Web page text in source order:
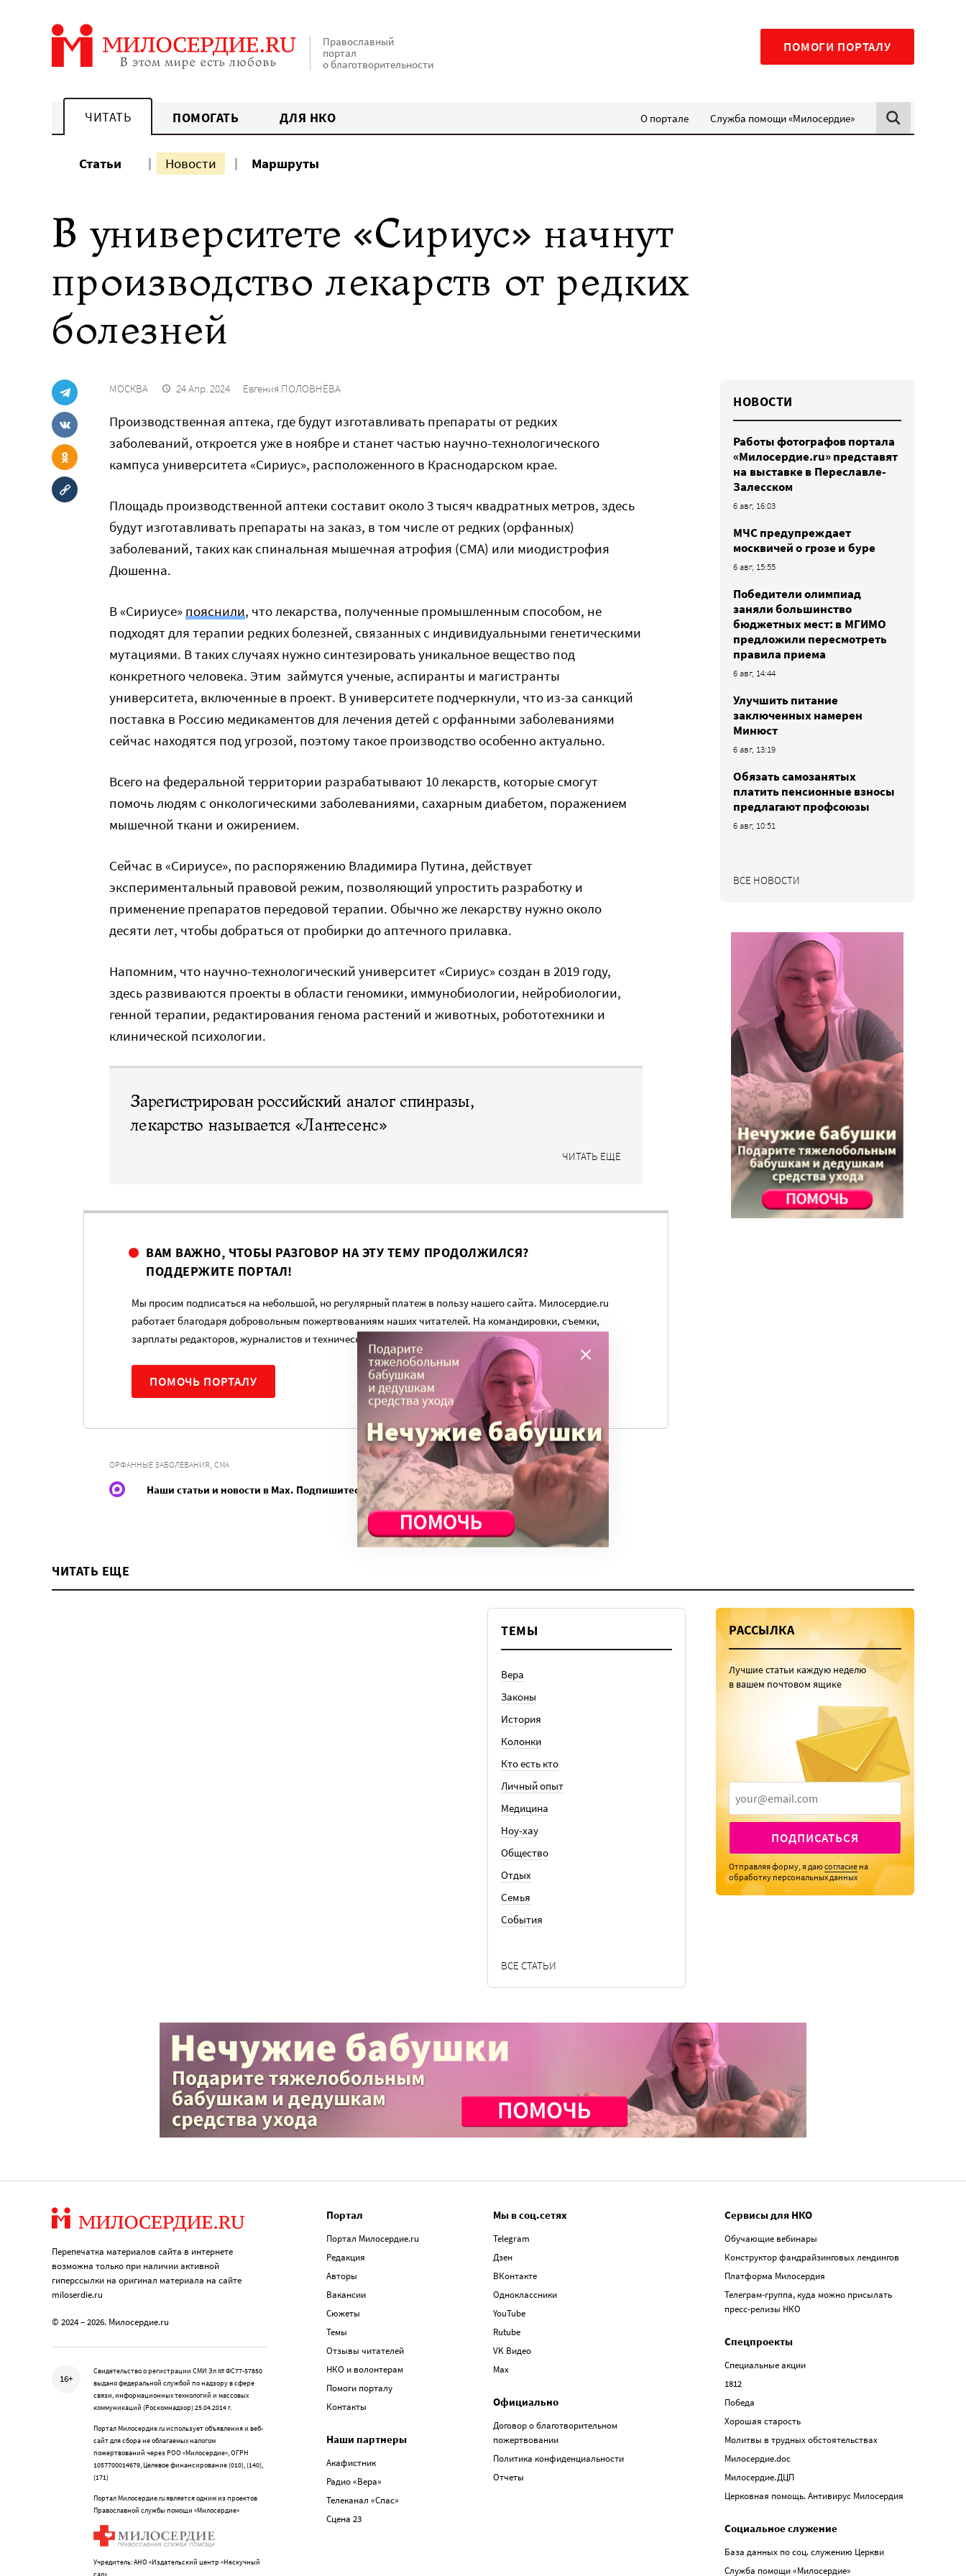
Православный
портал
о благотворительности
ПОМОГИ ПОРТАЛУ
ЧИТАТЬ ПОМОГАТЬ ДЛЯ НКО О портале Служба помощи «Милосердие»
Статьи Новости Маршруты
В университете «Сириус» начнут
производство лекарств от редких
болезней
МОСКВА 24 Апр. 2024 Евгения ПОЛОВНЁВА
Производственная аптека, где будут изготавливать препараты от редких
заболеваний, откроется уже в ноябре и станет частью научно-технологического
кампуса университета «Сириус», расположенного в Краснодарском крае.
Площадь производственной аптеки составит около 3 тысяч квадратных метров, здесь
будут изготавливать препараты на заказ, в том числе от редких (орфанных)
заболеваний, таких как спинальная мышечная атрофия (СМА) или миодистрофия
Дюшенна.
В «Сириусе»пояснили, что лекарства, полученные промышленным способом, не
подходят для терапии редких болезней, связанных с индивидуальными генетическими
мутациями. В таких случаях нужно синтезировать уникальное вещество под
конкретного человека. Этим займутся ученые, аспиранты и магистранты
университета, включенные в проект. В университете подчеркнули, что из-за санкций
поставка в Россию медикаментов для лечения детей с орфанными заболеваниями
сейчас находятся под угрозой, поэтому такое производство особенно актуально.
Всего на федеральной территории разрабатывают 10 лекарств, которые смогут
помочь людям с онкологическими заболеваниями, сахарным диабетом, поражением
мышечной ткани и ожирением.
Сейчас в «Сириусе», по распоряжению Владимира Путина, действует
экспериментальный правовой режим, позволяющий упростить разработку и
применение препаратов передовой терапии. Обычно же лекарству нужно около
десяти лет, чтобы добраться от пробирки до аптечного прилавка.
Напомним, что научно-технологический университет «Сириус» создан в 2019 году,
здесь развиваются проекты в области геномики, иммунобиологии, нейробиологии,
генной терапии, редактирования генома растений и животных, робототехники и
клинической психологии.
Зарегистрирован российский аналог спинразы,
лекарство называется «Лантесенс»
ЧИТАТЬ ЕЩЕ
ВАМ ВАЖНО, ЧТОБЫ РАЗГОВОР НА ЭТУ ТЕМУ ПРОДОЛЖИЛСЯ?
ПОДДЕРЖИТЕ ПОРТАЛ!
Мы просим подписаться на небольшой, но регулярный платеж в пользу нашего сайта. Милосердие.ru
работает благодаря добровольным пожертвованиям наших читателей. На командировки, съемки,
зарплаты редакторов, журналистов и техническую поддержку сайта нужны средства.
ПОМОЧЬ ПОРТАЛУ
ОРФАННЫЕ ЗАБОЛЕВАНИЯ, СМА
Наши статьи и новости в Max. Подпишитесь
НОВОСТИ
Работы фотографов портала
«Милосердие.ru» представят
на выставке в Переславле-
Залесском
6 авг, 16:03
МЧС предупреждает
москвичей о грозе и буре
6 авг, 15:55
Победители олимпиад
заняли большинство
бюджетных мест: в МГИМО
предложили пересмотреть
правила приема
6 авг, 14:44
Улучшить питание
заключенных намерен
Минюст
6 авг, 13:19
Обязать самозанятых
платить пенсионные взносы
предлагают профсоюзы
6 авг, 10:51
ВСЕ НОВОСТИ
ЧИТАТЬ ЕЩЕ
ТЕМЫ
Вера
Законы
История
Колонки
Кто есть кто
Личный опыт
Медицина
Ноу-хау
Общество
Отдых
Семья
События
ВСЕ СТАТЬИ
РАССЫЛКА
Лучшие статьи каждую неделю
в вашем почтовом ящике
ПОДПИСАТЬСЯ
Отправляя форму, я даюсогласие на
обработку персональных данных
Перепечатка материалов сайта в интернете
возможна только при наличии активной
гиперссылки на оригинал материала на сайте
miloserdie.ru
© 2024 – 2026. Милосердие.ru
16+
Свидетельство о регистрации СМИ Эл № ФС77-57850
выдано федеральной службой по надзору в сфере
связи, информационных технологий и массовых
коммуникаций (Роскомнадзор) 25.04.2014 г.
Портал Милосердие.ru использует объявления и веб-
сайт для сбора не облагаемых налогом
пожертвований через РОО «Милосердие», ОГРН
1057700014679, Целевое финансирование (010), (140),
(171)
Портал Милосердие.ru является одним из проектов
Православной службы помощи «Милосердие»
Учредитель: АНО «Издательский центр «Нескучный
Портал
Портал Милосердие.ru
Редакция
Авторы
Вакансии
Сюжеты
Темы
Отзывы читателей
НКО и волонтерам
Помоги порталу
Контакты
Наши партнеры
Акафистник
Радио «Вера»
Телеканал «Спас»
Сцена 23
Мы в соц.сетях
Telegram
Дзен
ВКонтакте
Одноклассники
YouTube
Rutube
VK Видео
Max
Официально
Договор о благотворительном
пожертвовании
Политика конфиденциальности
Отчеты
Сервисы для НКО
Обучающие вебинары
Конструктор фандрайзинговых лендингов
Платформа Милосердия
Телеграм-группа, куда можно присылать
пресс-релизы НКО
Спецпроекты
Специальные акции
1812
Победа
Хорошая старость
Молитвы в трудных обстоятельствах
Милосердие.doc
Милосердие.ДЦП
Церковная помощь. Антивирус Милосердия
Социальное служение
База данных по соц. служению Церкви
Служба помощи «Милосердие»